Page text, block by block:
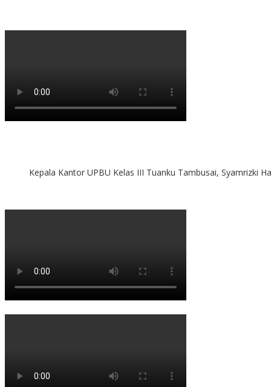
Kepala Kantor UPBU Kelas III Tuanku Tambusai, Syamrizki